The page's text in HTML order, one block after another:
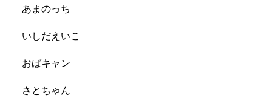
あまのっち
いしだえいこ
おばキャン
さとちゃん